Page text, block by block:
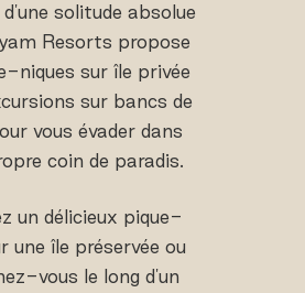
d'une solitude absolue
Resorts propose
niques sur île privée
sur bancs de
vous évader dans
coin de paradis.
un délicieux pique-
une île préservée ou
vous le long d'un